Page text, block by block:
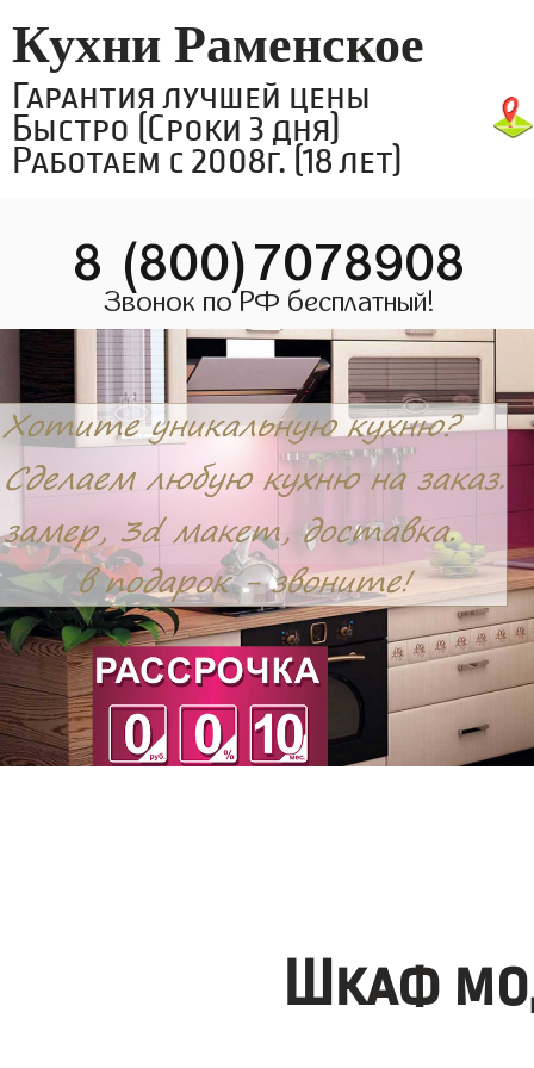
Кухни Раменское
Гарантия лучшей цены
Быстро (Сроки 3 дня)
Работаем с 2008г. (18 лет)
8 (800)7078908
Звонок по РФ бесплатный!
Шкаф